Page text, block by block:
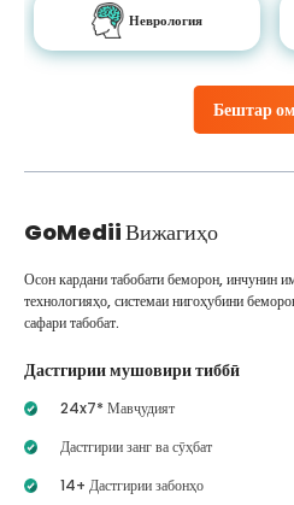
Бештар
Неврология
GoMediiВижагиҳо
Осон кардани табобати беморон, инчунин
технологияҳо, системаи нигоҳубини
сафари табобат.
Дастгирии мушовири тиббӣ
24x7* Мавҷудият
Дастгирии занг ва сӯҳбат
14+ Дастгирии забонҳо